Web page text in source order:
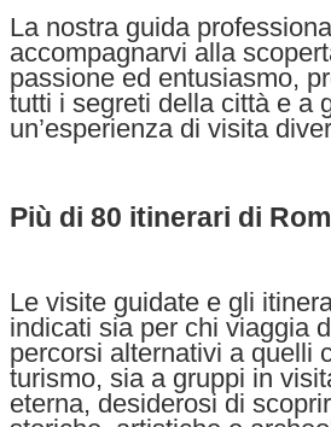
La nostra guida
accompagnarvi alla
passione ed entusiasmo,
tutti i segreti della città e a
un’esperienza di visita
Più di 80 itinerari di
Le visite guidate e gli
indicati sia per chi viaggia
percorsi alternativi a quelli
turismo, sia a gruppi in
eterna, desiderosi di